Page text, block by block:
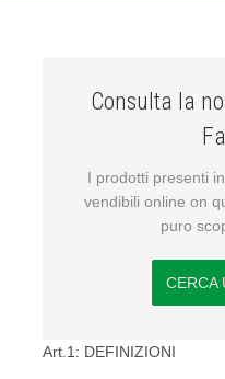
Consulta la
I prodotti presenti
vendibili online on
puro
CERCA
Art.1: DEFINIZIONI